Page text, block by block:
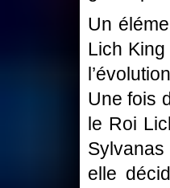
Un
Lich
Une fois
le Roi
elle